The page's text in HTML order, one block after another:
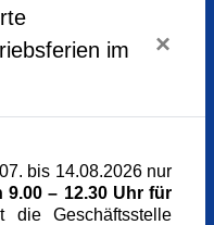
im
×
bis 14.08.2026 nur
– 12.30 Uhr für
die Geschäftsstelle